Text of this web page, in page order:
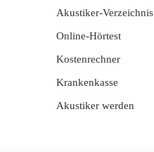
Akustiker-Verzeichnis
Online-Hörtest
Kostenrechner
Krankenkasse
Akustiker werden